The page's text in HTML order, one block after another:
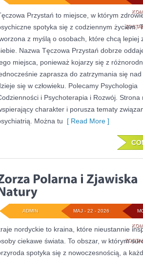
Przystań to miejsce, w którym
spotyka się z codziennym życiem.
z myślą o osobach, które chcą lepiej
Nazwa Tęczowa Przystań dobrze
miejsca, ponieważ kojarzy się z
zaprasza do zatrzymania się
się w człowieku. Polecamy Psychologia
i Psychoterapia i Rozwój. Strona
charakter i porusza tematy
Można tu [ Read More ]
MAJ - 22 - 2026
ADMIN
nordyckie to kraina, które nieustannie
ciekawe świata. To obszar, w którym
spotyka się z nowoczesnością, a